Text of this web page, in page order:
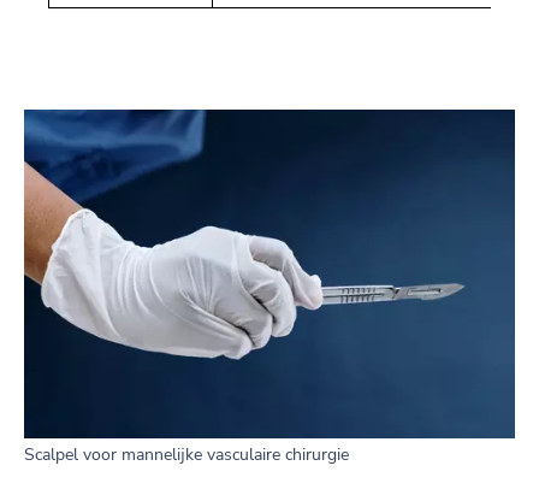
Scalpel voor mannelijke vasculaire chirurgie